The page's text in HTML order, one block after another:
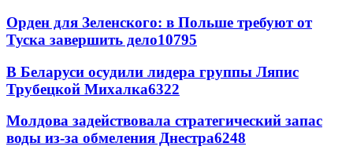
Орден для Зеленского: в Польше требуют от
Туска завершить дело10795
В Беларуси осудили лидера группы Ляпис
Трубецкой Михалка6322
Молдова задействовала стратегический запас
воды из-за обмеления Днестра6248